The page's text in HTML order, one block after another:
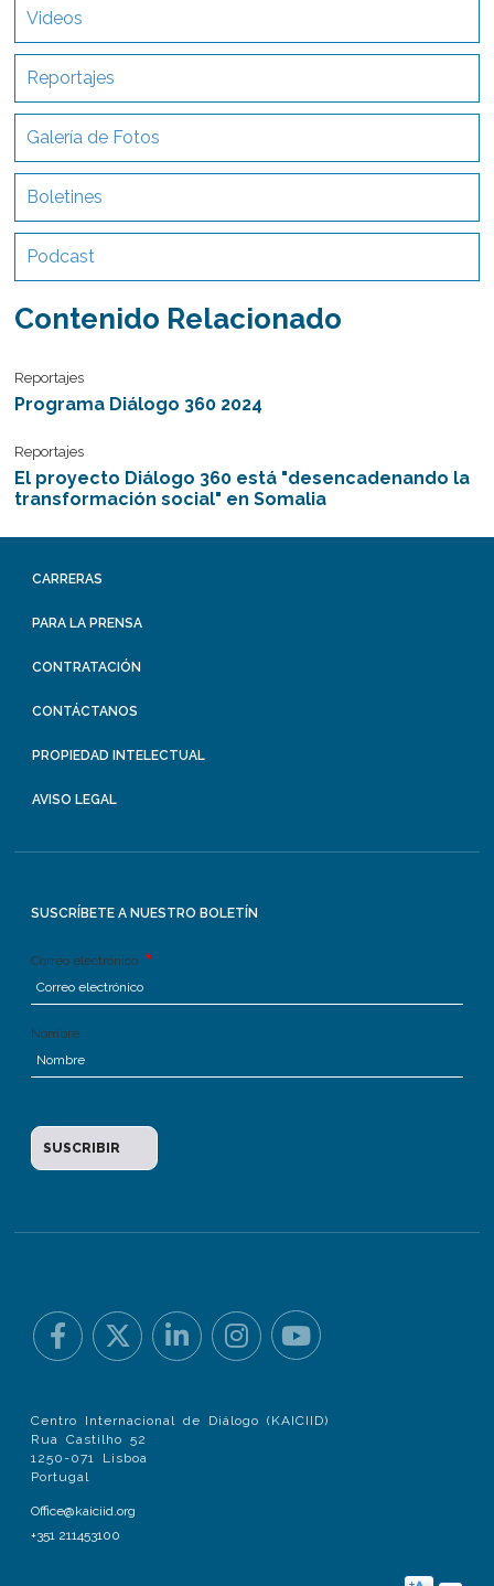
Videos
Reportajes
Galería de Fotos
Boletines
Podcast
Contenido Relacionado
Reportajes
Programa Diálogo 360 2024
Reportajes
El proyecto Diálogo 360 está "desencadenando la
transformación social" en Somalia
CARRERAS
PARA LA PRENSA
CONTRATACIÓN
CONTÁCTANOS
PROPIEDAD INTELECTUAL
AVISO LEGAL
SUSCRÍBETE A NUESTRO BOLETÍN
Correo electrónico
Nombre
Centro Internacional de Diálogo (KAICIID)
Rua Castilho 52
1250-071 Lisboa
Portugal
Office@kaiciid.org
+351 211453100